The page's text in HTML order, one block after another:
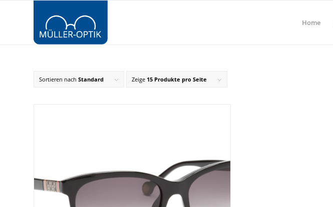
Home
Sortieren nach Standard Zeige 15 Produkte pro Seite